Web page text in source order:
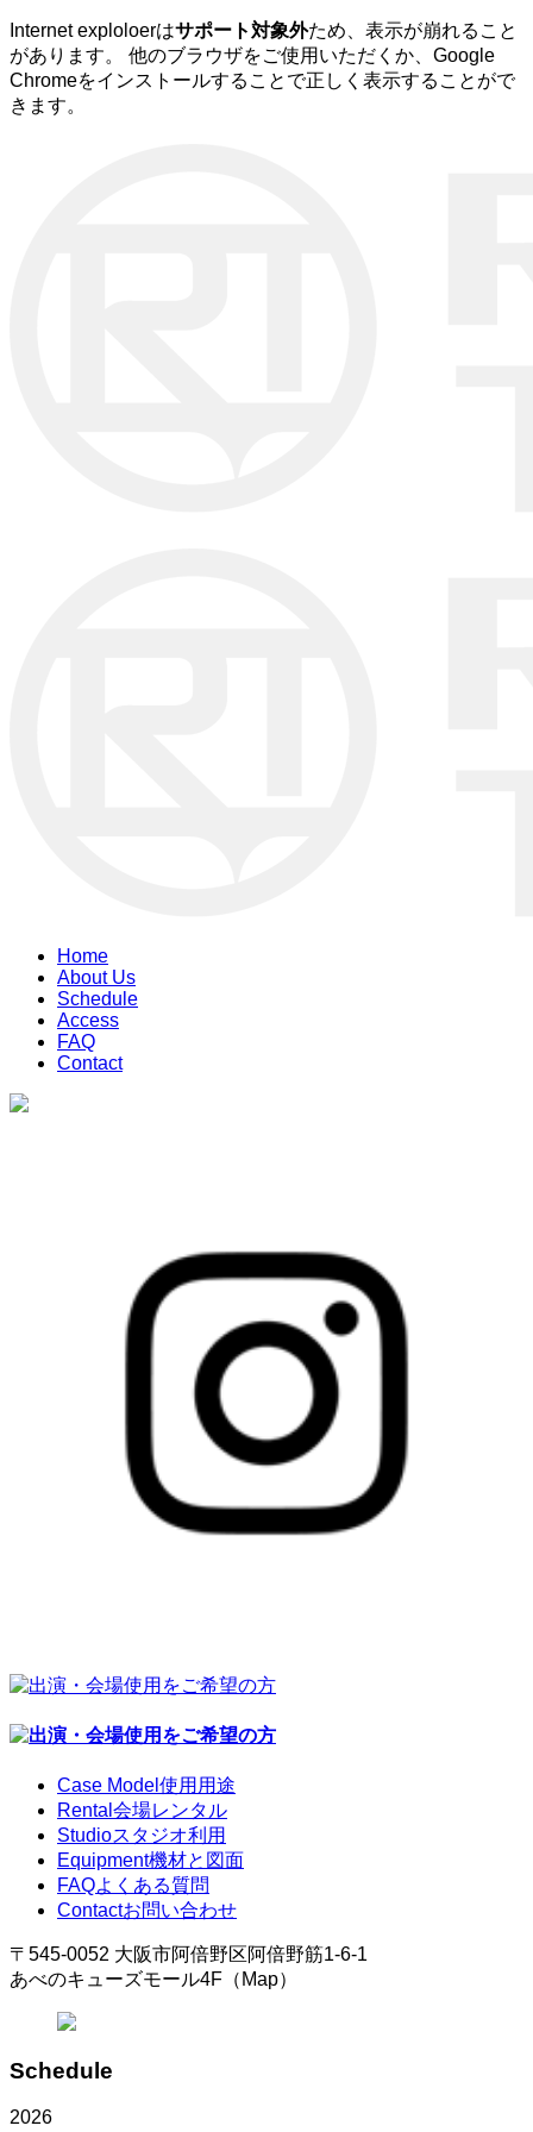
Internet exploloerはサポート対象外ため、表示が崩れること
があります。 他のブラウザをご使用いただくか、Google
Chromeをインストールすることで正しく表示することがで
きます。
Home
About Us
Schedule
Access
FAQ
Contact
Case Model 使用用途
Rental 会場レンタル
Studioスタジオ利用
Equipment機材と図面
FAQよくある質問
Contactお問い合わせ
〒545-0052 大阪市阿倍野区阿倍野筋1-6-1
あべのキューズモール4F（Map）
Schedule
2026